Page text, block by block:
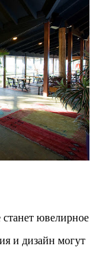
ювелирное
и дизайн могут